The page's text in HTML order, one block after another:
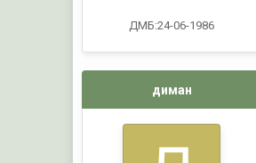
ДМБ:24-06-1986
диман